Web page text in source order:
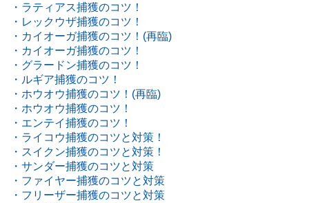
・ラティアス捕獲のコツ！
・レックウザ捕獲のコツ！
・カイオーガ捕獲のコツ！(再臨)
・カイオーガ捕獲のコツ！
・グラードン捕獲のコツ！
・ルギア捕獲のコツ！
・ホウオウ捕獲のコツ！(再臨)
・ホウオウ捕獲のコツ！
・エンテイ捕獲のコツ！
・ライコウ捕獲のコツと対策！
・スイクン捕獲のコツと対策！
・サンダー捕獲のコツと対策
・ファイヤー捕獲のコツと対策
・フリーザー捕獲のコツと対策